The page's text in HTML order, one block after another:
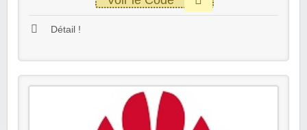
Détail !